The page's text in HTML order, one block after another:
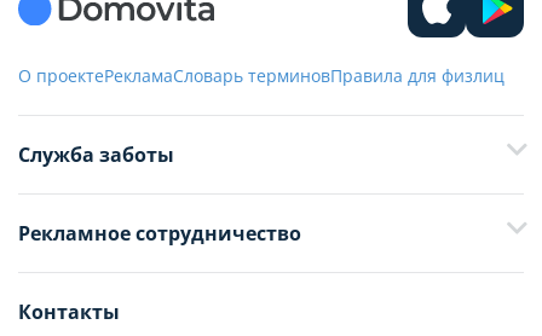
О проектеРекламаСловарь терминовПравила для физлиц
Служба заботы
+375 29 376-13-70
+375 33 376-13-70
editor@domovita.by
Рекламное сотрудничество
+375 29 563-15-61 Кристина Филюта
kb@domovita.by
Контакты